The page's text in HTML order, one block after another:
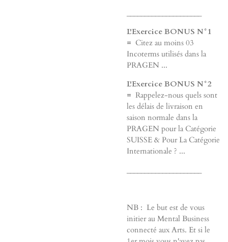
L'Exercice BONUS N°1
= Citez au moins 03
Incoterms utilisés dans la
PRAGEN ...
L'Exercice BONUS N°2
= Rappelez-nous quels sont
les délais de livraison en
saison normale dans la
PRAGEN pour la Catégorie
SUISSE & Pour La Catégorie
Internationale ? ...
NB : Le but est de vous
initier au Mental Business
connecté aux Arts. Et si le